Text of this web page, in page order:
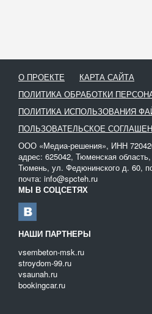
О ПРОЕКТЕ
КАРТА САЙТА
ПОЛИТИКА ОБРАБОТКИ
ПОЛИТИКА ИСПОЛЬЗОВАНИЯ
ПОЛЬЗОВАТЕЛЬСКОЕ
ООО «Медиа-решения», ИНН
адрес: 625042, Тюменская
Тюмень, ул. Федюнинского д. 60,
почта: info@spcteh.ru
МЫ В СОЦСЕТЯХ
НАШИ ПАРТНЕРЫ
vsembeton-msk.ru
stroydom-99.ru
vsaunah.ru
bookingcar.ru